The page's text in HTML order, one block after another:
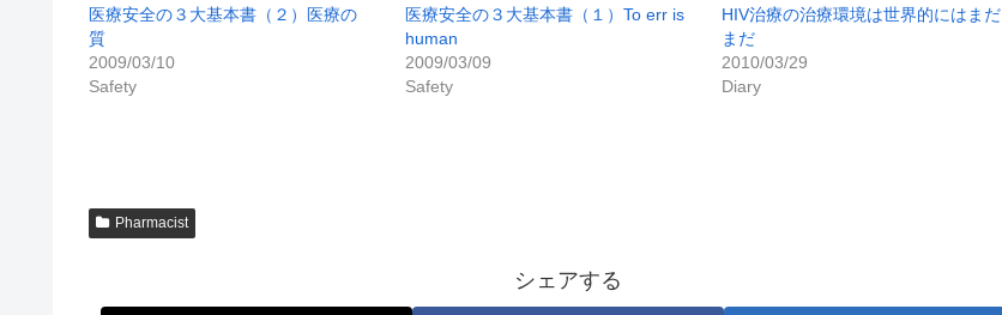
医療安全の３大基本書（２）医療の
質
2009/03/10
Safety
医療安全の３大基本書（１）To err is
human
2009/03/09
Safety
HIV治療の治療環境は世界的にはまだ
まだ
2010/03/29
Diary
Pharmacist
シェアする